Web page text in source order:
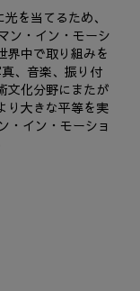
を当てるため、
ン・イン・モーシ
界中で取り組みを
、音楽、振り付
文化分野にまたが
り大きな平等を実
・イン・モーショ